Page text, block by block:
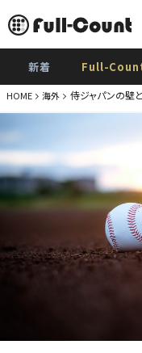
新着 Full-
HOME 海外 侍ジャパンの壁